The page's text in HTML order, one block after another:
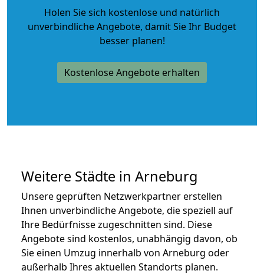
Holen Sie sich kostenlose und natürlich
unverbindliche Angebote, damit Sie Ihr Budget
besser planen!
Kostenlose Angebote erhalten
Weitere Städte in Arneburg
Unsere geprüften Netzwerkpartner erstellen
Ihnen unverbindliche Angebote, die speziell auf
Ihre Bedürfnisse zugeschnitten sind. Diese
Angebote sind kostenlos, unabhängig davon, ob
Sie einen Umzug innerhalb von Arneburg oder
außerhalb Ihres aktuellen Standorts planen.